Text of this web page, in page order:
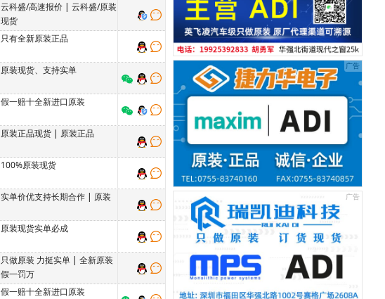
云科盛/高速报价 | 云科盛/原装
现货
只有全新原装正品
原装现货、支持实单
假一赔十全新进口原装
原装正品现货 | 原装正品
100%原装现货
实单价优支持长期合作 | 原装
原装现货实单必成
只做原装 力挺实单 | 全新原装
假一罚万
假一赔十全新进口原装